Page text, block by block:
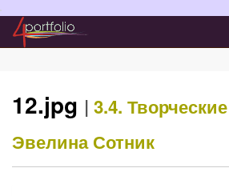
Преейти на главное меню
12.jpg | 3.4.
Эвелина Сотник